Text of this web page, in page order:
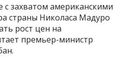
с захватом американскими
страны Николаса Мадуро
рост цен на
премьер-министр